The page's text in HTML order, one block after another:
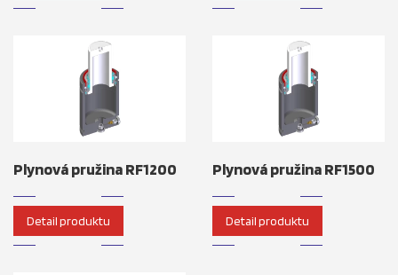
Plynová pružina RF1200
Detail produktu
Plynová pružina RF1500
Detail produktu